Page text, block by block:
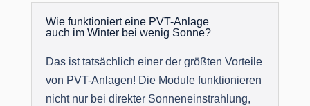
Wie funktioniert eine PVT-Anlage
auch im Winter bei wenig Sonne?
Das ist tatsächlich einer der größten Vorteile
von PVT-Anlagen! Die Module funktionieren
nicht nur bei direkter Sonneneinstrahlung,